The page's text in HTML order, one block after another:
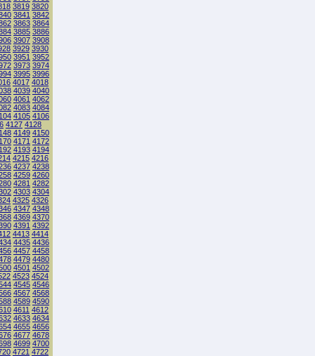
3819 3820
3841 3842
3863 3864
3885 3886
3907 3908
3929 3930
3951 3952
3973 3974
3995 3996
4017 4018
4039 4040
4061 4062
4083 4084
4105 4106
4127 4128
4149 4150
4171 4172
4193 4194
4215 4216
4237 4238
4259 4260
4281 4282
4303 4304
4325 4326
4347 4348
4369 4370
4391 4392
4413 4414
4435 4436
4457 4458
4479 4480
4501 4502
4523 4524
4545 4546
4567 4568
4589 4590
4611 4612
4633 4634
4655 4656
4677 4678
4699 4700
4721 4722